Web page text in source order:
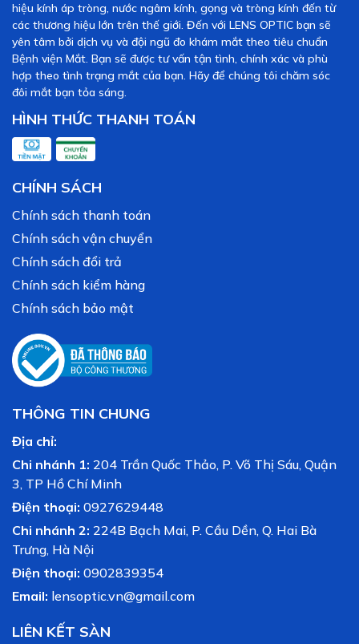
hiệu kính áp tròng, nước ngâm kính, gọng và tròng kính đến từ
các thương hiệu lớn trên thế giới. Đến với LENS OPTIC bạn sẽ
yên tâm bởi dịch vụ và đội ngũ đo khám mắt theo tiêu chuẩn
Bệnh viện Mắt. Bạn sẽ được tư vấn tận tình, chính xác và phù
hợp theo tình trạng mắt của bạn. Hãy để chúng tôi chăm sóc
đôi mắt bạn tỏa sáng.
HÌNH THỨC THANH TOÁN
CHÍNH SÁCH
Chính sách thanh toán
Chính sách vận chuyển
Chính sách đổi trả
Chính sách kiểm hàng
Chính sách bảo mật
THÔNG TIN CHUNG
Địa chỉ:
Chi nhánh 1: 204 Trần Quốc Thảo, P. Võ Thị Sáu, Quận
3, TP Hồ Chí Minh
Điện thoại: 0927629448
Chi nhánh 2: 224B Bạch Mai, P. Cầu Dền, Q. Hai Bà
Trưng, Hà Nội
Điện thoại: 0902839354
Email: lensoptic.vn@gmail.com
LIÊN KẾT SÀN